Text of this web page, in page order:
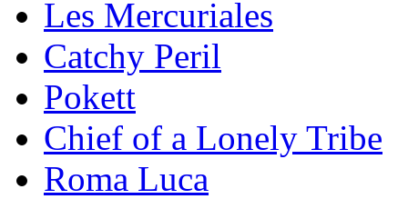
Les Mercuriales
Catchy Peril
Pokett
Chief of a Lonely Tribe
Roma Luca